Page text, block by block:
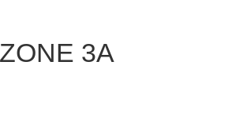
3A